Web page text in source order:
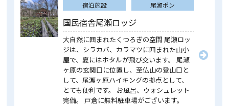
宿泊施設 尾瀬ポン
国民宿舎尾瀬ロッジ
大自然に囲まれたくつろぎの空間 尾瀬ロッ
ジは、シラカバ、カラマツに囲まれた山小
屋で、夏にはホタルが飛び交います。 尾瀬
ヶ原の玄関口に位置し、至仏山の登山口と
して、尾瀬ヶ原ハイキングの拠点として、
とても便利です。 お風呂、ウォシュレット
完備。 戸倉に無料駐車場がございます。